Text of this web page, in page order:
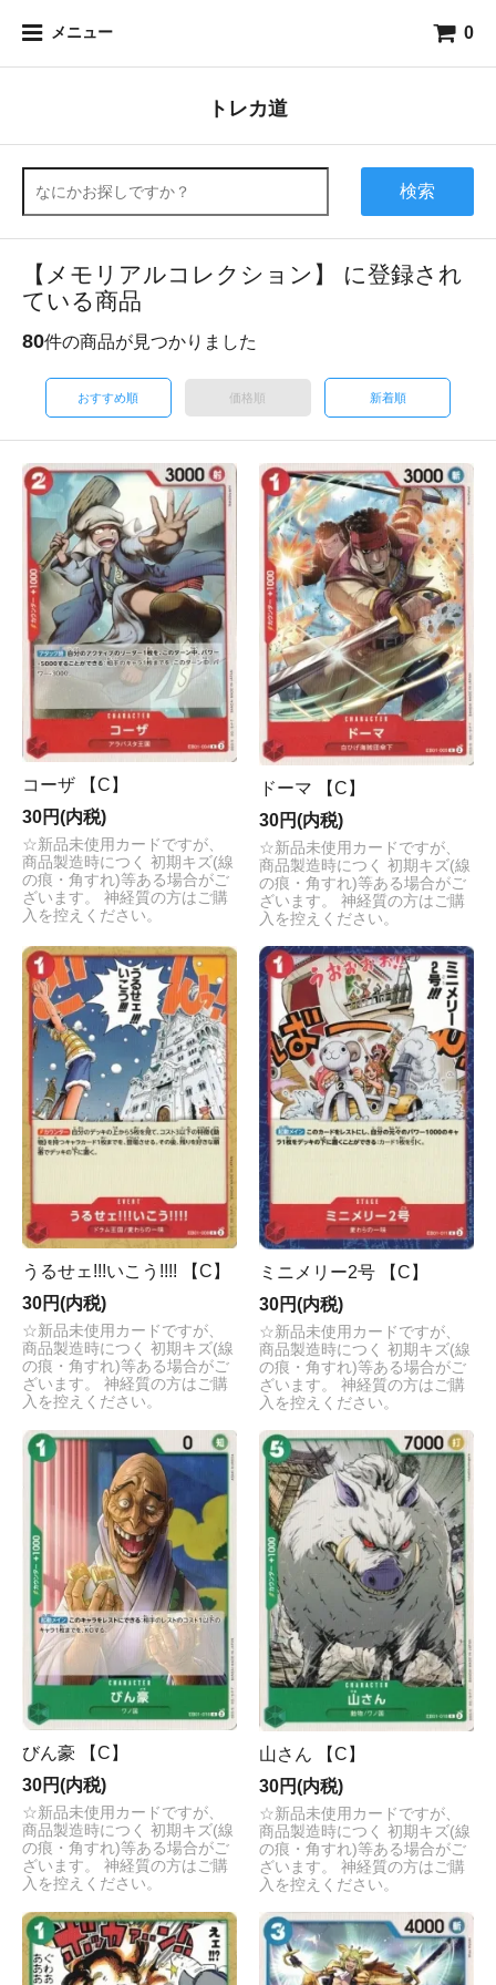
メニュー 0
トレカ道
検索
【メモリアルコレクション】 に登録され
ている商品
80件の商品が見つかりました
おすすめ順 価格順 新着順
コーザ 【C】
30円(内税)
☆新品未使用カードですが、
商品製造時につく 初期キズ(線
の痕・角すれ)等ある場合がご
ざいます。 神経質の方はご購
入を控えください。
ドーマ 【C】
30円(内税)
☆新品未使用カードですが、
商品製造時につく 初期キズ(線
の痕・角すれ)等ある場合がご
ざいます。 神経質の方はご購
入を控えください。
うるせェ!!!いこう!!!! 【C】
30円(内税)
☆新品未使用カードですが、
商品製造時につく 初期キズ(線
の痕・角すれ)等ある場合がご
ざいます。 神経質の方はご購
入を控えください。
ミニメリー2号 【C】
30円(内税)
☆新品未使用カードですが、
商品製造時につく 初期キズ(線
の痕・角すれ)等ある場合がご
ざいます。 神経質の方はご購
入を控えください。
びん豪 【C】
30円(内税)
☆新品未使用カードですが、
商品製造時につく 初期キズ(線
の痕・角すれ)等ある場合がご
ざいます。 神経質の方はご購
入を控えください。
山さん 【C】
30円(内税)
☆新品未使用カードですが、
商品製造時につく 初期キズ(線
の痕・角すれ)等ある場合がご
ざいます。 神経質の方はご購
入を控えください。